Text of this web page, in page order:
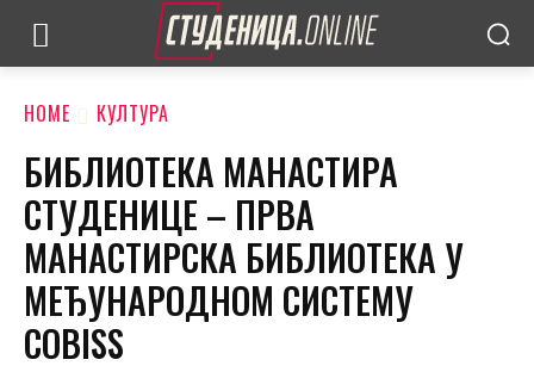
HOME КУЛТУРА
БИБЛИОТЕКА МАНАСТИРА
СТУДЕНИЦЕ – ПРВА
МАНАСТИРСКА БИБЛИОТЕКА У
МЕЂУНАРОДНОМ СИСТЕМУ
COBISS